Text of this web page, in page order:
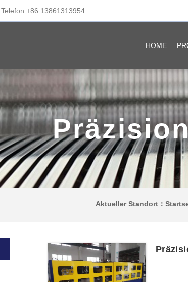
Telefon:+86 13861313954
HOME
Aktueller Standort：